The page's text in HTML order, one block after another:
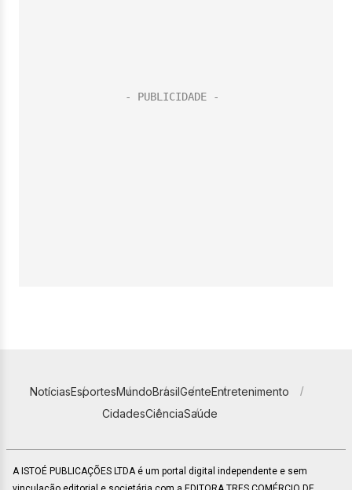
NotíciasEsportesMundoBrasilGenteEntretenimento
CidadesCiênciaSaúde
A ISTOÉ PUBLICAÇÕES LTDA é um portal digital independente e sem